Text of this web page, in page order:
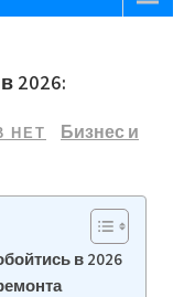
2026:
НЕТ
Бизнес и
в 2026